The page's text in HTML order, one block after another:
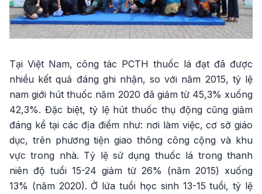
Tại Việt Nam, công tác PCTH thuốc lá đạt đã được
nhiều kết quả đáng ghi nhận, so với năm 2015, tỷ lệ
nam giới hút thuốc năm 2020 đã giảm từ 45,3% xuống
42,3%. Đặc biệt, tỷ lệ hút thuốc thụ động cũng giảm
đáng kể tại các địa điểm như: nơi làm việc, cơ sở giáo
dục, trên phương tiện giao thông công cộng và khu
vực trong nhà. Tỷ lệ sử dụng thuốc lá trong thanh
niên độ tuổi 15-24 giảm từ 26% (năm 2015) xuống
13% (năm 2020). Ở lứa tuổi học sinh 13-15 tuổi, tỷ lệ